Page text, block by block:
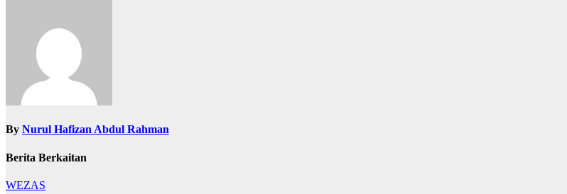
By Nurul Hafizan Abdul Rahman
Berita Berkaitan
WEZAS